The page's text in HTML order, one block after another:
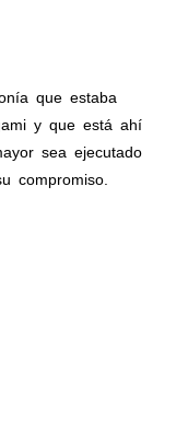
que estaba
y que está ahí
sea ejecutado
compromiso.